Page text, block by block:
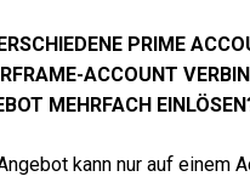
PRIME
ACCOUNT
MEHRFACH
kann nur auf einem